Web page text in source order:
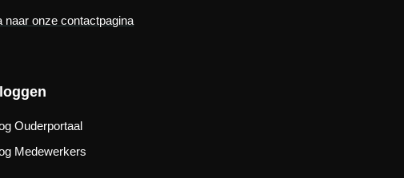
naar onze contactpagina
Ouderportaal
Medewerkers